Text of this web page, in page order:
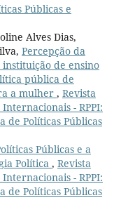
Públicas e
Alves Dias,
Percepção da
de ensino
pública de
a mulher , Revista
- RPPI:
de Políticas Públicas
Públicas e a
Política , Revista
- RPPI:
de Políticas Públicas